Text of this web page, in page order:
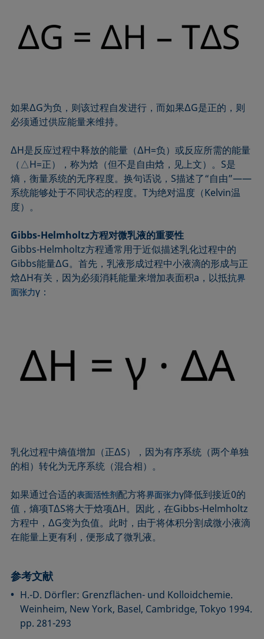
如果ΔG为负，则该过程自发进行，而如果ΔG是正的，则
必须通过供应能量来维持。
ΔH是反应过程中释放的能量（ΔH=负）或反应所需的能量
（△H=正），称为焓（但不是自由焓，见上文）。S是
熵，衡量系统的无序程度。换句话说，S描述了“自由”——
系统能够处于不同状态的程度。T为绝对温度（Kelvin温
度）。
Gibbs-Helmholtz方程对微乳液的重要性
Gibbs-Helmholtz方程通常用于近似描述乳化过程中的
Gibbs能量ΔG。首先，乳液形成过程中小液滴的形成与正
焓ΔH有关，因为必须消耗能量来增加表面积a，以抵抗界
面张力γ：
乳化过程中熵值增加（正ΔS），因为有序系统（两个单独
的相）转化为无序系统（混合相）。
如果通过合适的表面活性剂配方将界面张力γ降低到接近0的
值，熵项TΔS将大于焓项ΔH。因此，在Gibbs-Helmholtz
方程中，ΔG变为负值。此时，由于将体积分割成微小液滴
在能量上更有利，便形成了微乳液。
参考文献
H.-D. Dörfler: Grenzflächen- und Kolloidchemie.
Weinheim, New York, Basel, Cambridge, Tokyo 1994.
pp. 281-293